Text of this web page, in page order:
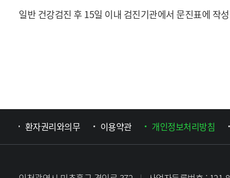
일반 건강검진 후 15일 이내 검진기관에서 문진표에 작
환자권리와의무 이용약관 개인정보처리방침